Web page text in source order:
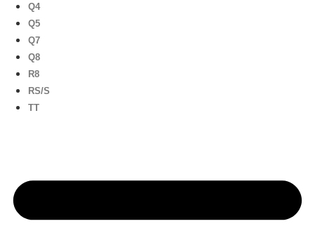
Q4
Q5
Q7
Q8
R8
RS/S
TT